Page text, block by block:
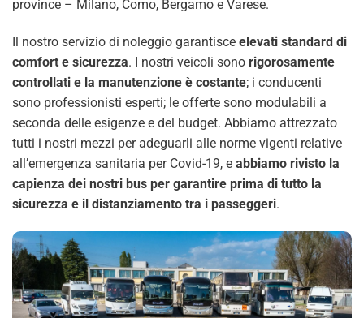
province – Milano, Como, Bergamo e Varese.
Il nostro servizio di noleggio garantisce elevati standard di
comfort e sicurezza. I nostri veicoli sono rigorosamente
controllati e la manutenzione è costante; i conducenti
sono professionisti esperti; le offerte sono modulabili a
seconda delle esigenze e del budget. Abbiamo attrezzato
tutti i nostri mezzi per adeguarli alle norme vigenti relative
all’emergenza sanitaria per Covid-19, e abbiamo rivisto la
capienza dei nostri bus per garantire prima di tutto la
sicurezza e il distanziamento tra i passeggeri.